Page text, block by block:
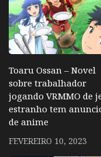
Toaru Ossan – Novel
sobre trabalhador
jogando VRMMO de
estranho tem
de anime
FEVEREIRO 10, 2023